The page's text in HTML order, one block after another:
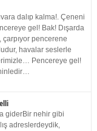
dalıp kalma!. Çeneni
gel! Bak! Dışarda
pencerene
havalar seslerle
Pencereye gel!
giderBir nehir gibi
adreslerdeydik,